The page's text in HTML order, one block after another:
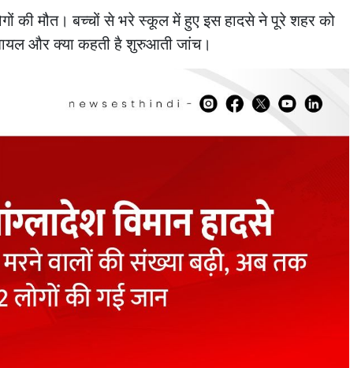
की मौत। बच्चों से भरे स्कूल में हुए इस हादसे ने पूरे शहर को
और क्या कहती है शुरुआती जांच।